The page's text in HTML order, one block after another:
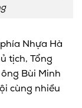
Nhựa Hà
tịch, Tổng
Bùi Minh
cùng nhiều